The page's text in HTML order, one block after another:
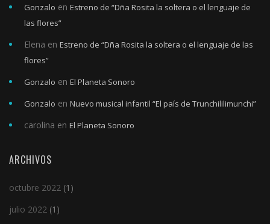
Gonzalo en Estreno de “Dña Rosita la soltera o el lenguaje de
las flores”
Elena en Estreno de “Dña Rosita la soltera o el lenguaje de las
flores”
Gonzalo en El Planeta Sonoro
Gonzalo en Nuevo musical infantil “El país de Trunchililimunchi”
carolina en El Planeta Sonoro
ARCHIVOS
octubre 2022 (1)
julio 2022 (1)